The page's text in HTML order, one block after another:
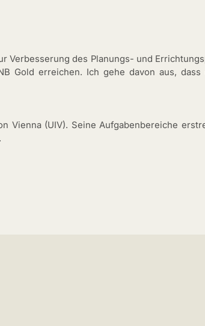
Verbesserung des Planungs- und
Gold erreichen. Ich gehe davon aus, dass
Vienna (UIV). Seine Aufgabenbereiche